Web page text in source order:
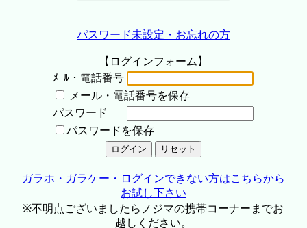
パスワード未設定・お忘れの方
【ログインフォーム】
ﾒｰﾙ・電話番号
メール・電話番号を保存
パスワード
パスワードを保存
ガラホ・ガラケー・ログインできない方はこちらから
お試し下さい
※不明点ございましたらノジマの携帯コーナーまでお
越しください。